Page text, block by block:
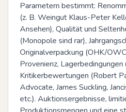
Parametern bestimmt:
(z. B. Weingut Klaus-Peter
Ansehen), Qualität und
(Monopole sind rar),
Originalverpackung (OHK/
Provenienz, Lagerbedingungen
Kritikerbewertungen (Robert
Advocate, James Suckling,
etc.). Auktionsergebnisse,